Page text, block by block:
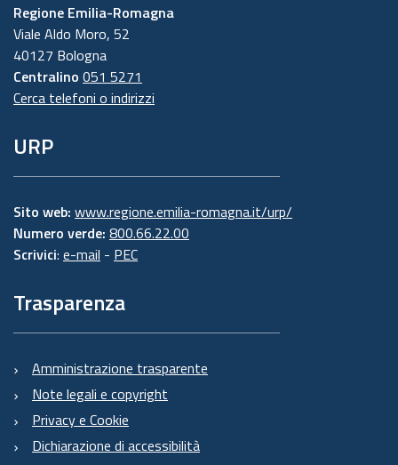
Regione Emilia-Romagna
Viale Aldo Moro, 52
40127 Bologna
Centralino 051 5271
Cerca telefoni o indirizzi
URP
Sito web: www.regione.emilia-romagna.it/urp/
Numero verde: 800.66.22.00
Scrivici: e-mail - PEC
Trasparenza
Amministrazione trasparente
Note legali e copyright
Privacy e Cookie
Dichiarazione di accessibilità